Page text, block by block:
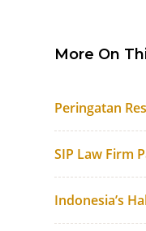
More On
Peringatan
SIP Law Firm
Indonesia’s